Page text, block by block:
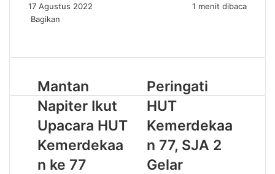
17 Agustus 2022
1 menit dibaca
Bagikan
Email
Mantan
Napiter Ikut
Upacara HUT
Kemerdekaa
n ke 77
Peringati
HUT
Kemerdekaa
n 77, SJA 2
Gelar